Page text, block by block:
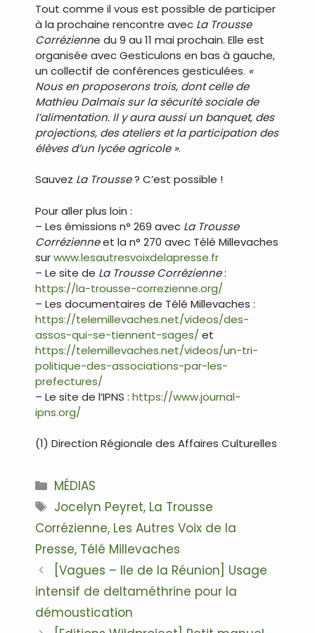
Tout comme il vous est possible de participer
à la prochaine rencontre avec La Trousse
Corrézienne du 9 au 11 mai prochain. Elle est
organisée avec Gesticulons en bas à gauche,
un collectif de conférences gesticulées. «
Nous en proposerons trois, dont celle de
Mathieu Dalmais sur la sécurité sociale de
l’alimentation. Il y aura aussi un banquet, des
projections, des ateliers et la participation des
élèves d’un lycée agricole ».
Sauvez La Trousse? C’est possible !
Pour aller plus loin :
– Les émissions n° 269 avec La Trousse
Corrézienneet la n° 270 avec Télé Millevaches
surwww.lesautresvoixdelapresse.fr
– Le site de La Trousse Corrézienne:
https://la-trousse-correzienne.org/
– Les documentaires de Télé Millevaches :
https://telemillevaches.net/videos/des-
assos-qui-se-tiennent-sages/et
https://telemillevaches.net/videos/un-tri-
politique-des-associations-par-les-
prefectures/
– Le site de l’IPNS : https://www.journal-
ipns.org/
(1) Direction Régionale des Affaires Culturelles
Catégories
MÉDIAS
Étiquettes
Jocelyn Peyret, La Trousse
Corrézienne, Les Autres Voix de la
Presse, Télé Millevaches
Navigation
des
articles
[Vagues – Ile de la Réunion] Usage
intensif de deltaméthrine pour la
démoustication